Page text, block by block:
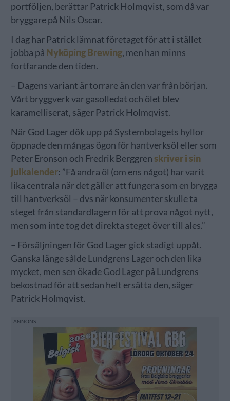
portföljen, berättar Patrick Holmqvist, som då var
bryggare på Nils Oscar.
I dag har Patrick lämnat företaget för att i stället
jobba på Nyköping Brewing, men han minns
fortfarande den tiden.
– Dagens variant är torrare än den var från början.
Vårt bryggverk var gasolledat och ölet blev
karamelliserat, säger Patrick Holmqvist.
När God Lager dök upp på Systembolagets hyllor
öppnade den mångas ögon för hantverksöl eller som
Peter Eronson och Fredrik Berggrenskriver i sin
julkalender: ”Få andra öl (om ens något) har varit
lika centrala när det gäller att fungera som en brygga
till hantverksöl – dvs när konsumenter skulle ta
steget från standardlagern för att prova något nytt,
men som inte tog det direkta steget över till ales.”
– Försäljningen för God Lager gick stadigt uppåt.
Ganska länge sålde Lundgrens Lager och den lika
mycket, men sen ökade God Lager på Lundgrens
bekostnad för att sedan helt ersätta den, säger
Patrick Holmqvist.